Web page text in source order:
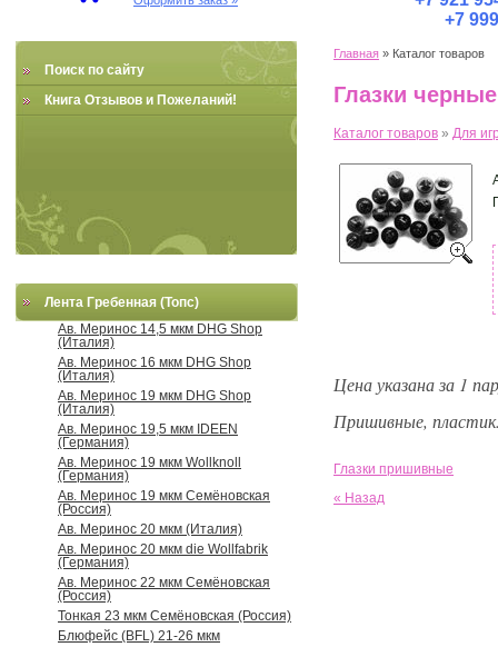
+7
Главная » Каталог товаров
Глазки
Каталог товаров » Для
Цена указана за 1
Пришивные,
Глазки пришивные
« Назад
Поиск по сайту
Книга Отзывов и Пожеланий!
Лента Гребенная (Топс)
Ав. Меринос 14,5 мкм DHG Shop
(Италия)
Ав. Меринос 16 мкм DHG Shop
(Италия)
Ав. Меринос 19 мкм DHG Shop
(Италия)
Ав. Меринос 19,5 мкм IDEEN
(Германия)
Ав. Меринос 19 мкм Wollknoll
(Германия)
Ав. Меринос 19 мкм Семёновская
(Россия)
Ав. Меринос 20 мкм (Италия)
Ав. Меринос 20 мкм die Wollfabrik
(Германия)
Ав. Меринос 22 мкм Семёновская
(Россия)
Тонкая 23 мкм Семёновская (Россия)
Блюфейс (BFL) 21-26 мкм